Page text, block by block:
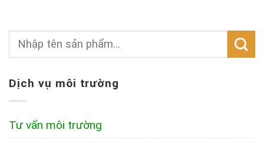
Dịch vụ môi trường
Tư vấn môi trường